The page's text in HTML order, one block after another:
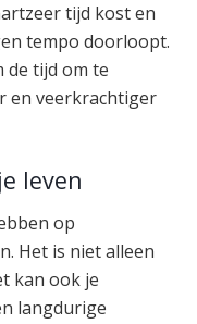
tijd kost en
tempo doorloopt.
de tijd om te
en veerkrachtiger
leven
op
Het is niet alleen
kan ook je
langdurige